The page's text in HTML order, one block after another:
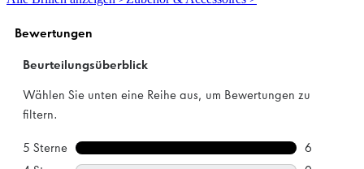
Sternen.
Bewertungen